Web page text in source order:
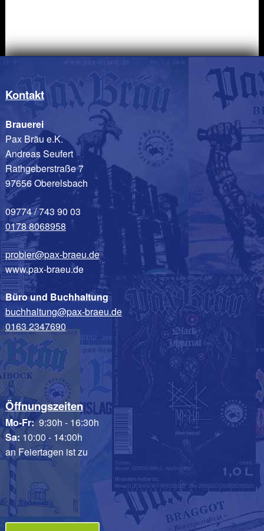
Kontakt
Brauerei
Pax Bräu e.K.
Andreas Seufert
Rathgeberstraße 7
97656 Oberelsbach
09774 / 743 90 03
0178 8068958
probier@pax-braeu.de
www.pax-braeu.de
Büro und Buchhaltung
buchhaltung@pax-braeu.de
0163 2347690
Öffnungszeiten
Mo-Fr:9:30h - 16:30h
Sa: 10:00 - 14:00h
an Feiertagen ist zu